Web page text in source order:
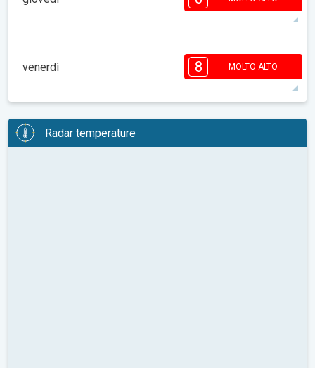
08:00 14:00
11 h 05:41 19:45 29°max
14:00
5
2
14 h 05:42 19:44 28°
venerdì 8 MOLTO ALTO
3
6 6 5
Radar temperature